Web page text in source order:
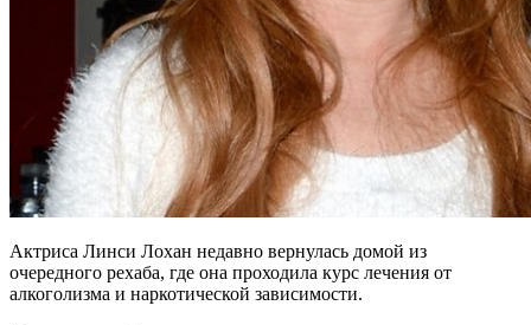
Актриса Линси Лохан недавно вернулась домой из
очередного рехаба, где она проходила курс лечения от
алкоголизма и наркотической зависимости.